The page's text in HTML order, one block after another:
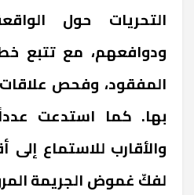
التحريات حول
ودوافعهم، مع تتبع
المفقود، وفحص
بها. كما استدعت
والأقارب للاستماع
لفكّ غموض الجريمة